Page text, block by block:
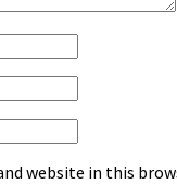
website in this